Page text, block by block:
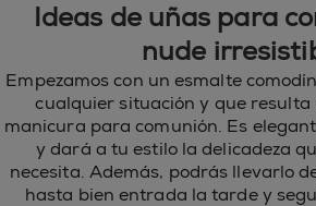
Ideas de uñas para
nude
Empezamos con un esmalte
cualquier situación y que
manicura para comunión. Es
y dará a tu estilo la delicadeza
necesita. Además, podrás llevarlo
hasta bien entrada la tarde y